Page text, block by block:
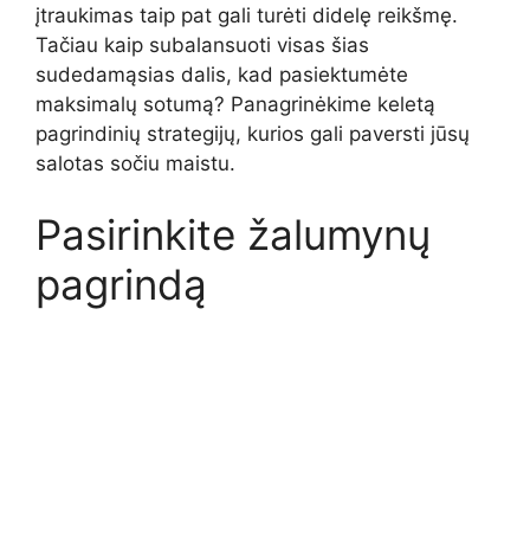
įtraukimas taip pat gali turėti didelę reikšmę.
Tačiau kaip subalansuoti visas šias
sudedamąsias dalis, kad pasiektumėte
maksimalų sotumą? Panagrinėkime keletą
pagrindinių strategijų, kurios gali paversti jūsų
salotas sočiu maistu.
Pasirinkite žalumynų
pagrindą